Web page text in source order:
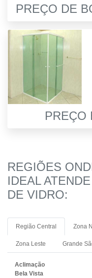
PREÇO DE
PREÇO
REGIÕES
IDEAL
DE VIDRO:
Região Central Zona
Zona Leste Grande
Aclimação
Bela Vista